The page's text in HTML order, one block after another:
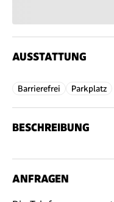
AUSSTATTUNG
Barrierefrei Parkplatz
BESCHREIBUNG
ANFRAGEN